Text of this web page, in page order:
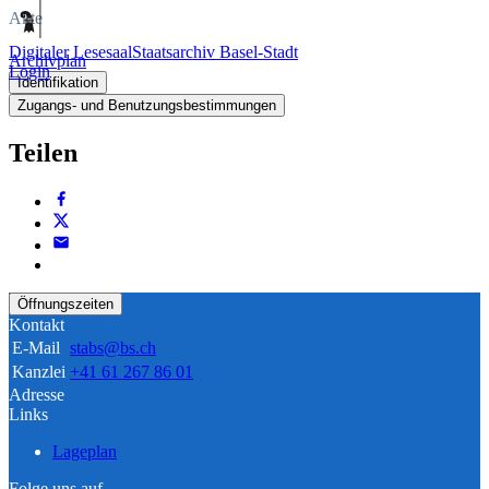
Digitaler LesesaalStaatsarchiv Basel-Stadt
Login
Akte
Archivplan
Identifikation
Zugangs- und Benutzungsbestimmungen
Teilen
Öffnungszeiten
Kontakt
E-Mail stabs@bs.ch
Kanzlei +41 61 267 86 01
Adresse
Links
Lageplan